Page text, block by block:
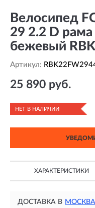
Велосипед
29 2.2 D
бежевый
Артикул:
25 890 руб.
НЕТ В НАЛИЧИИ
ХАРАКТЕРИСТИКИ
ДОСТАВКА В МОСКВА